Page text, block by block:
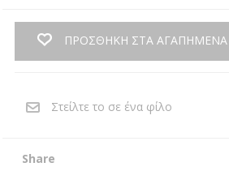
ΠΡΟΣΘΗΚΗ ΣΤΑ ΑΓΑΠΗΜΕΝΑ
Share